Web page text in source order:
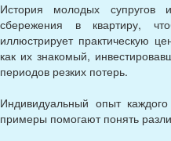
История молодых супругов
сбережения в квартиру,
иллюстрирует практическую
как их знакомый,
периодов резких потерь.
Индивидуальный опыт
примеры помогают понять